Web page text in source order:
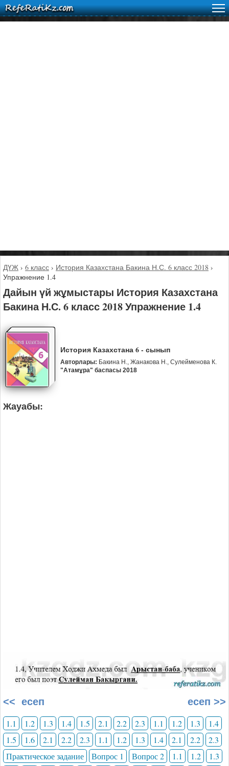
ДҮЖ › 6 класс › История Казахстана Бакина Н.С. 6 класс 2018 ›
Упражнение 1.4
Дайын үй жұмыстары История Казахстана
Бакина Н.С. 6 класс 2018 Упражнение 1.4
История Казахстана 6 - сынып
Авторлары: Бакина Н., Жанакова Н., Сулейменова К.
"Атамұра" баспасы 2018
Жауабы:
<< есеп есеп >>
1.1 1.2 1.3 1.4 1.5 2.1 2.2 2.3 1.1 1.2 1.3
1.4
1.5
1.6 2.1 2.2 2.3 1.1 1.2 1.3 1.4 2.1 2.2
2.3
Практическое задание
Вопрос 1 Вопрос 2 1.1 1.2
1.3